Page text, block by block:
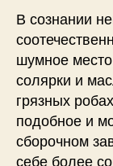
В сознании
шумное
солярки и
грязных
подобное и
сборочном
себе более